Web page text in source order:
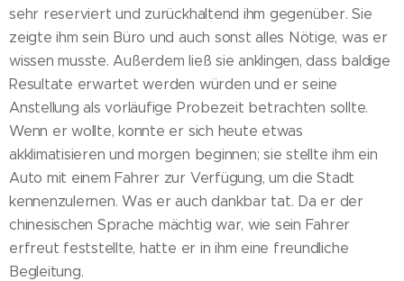
sehr reserviert und zurückhaltend ihm gegenüber. Sie
zeigte ihm sein Büro und auch sonst alles Nötige, was er
wissen musste. Außerdem ließ sie anklingen, dass baldige
Resultate erwartet werden würden und er seine
Anstellung als vorläufige Probezeit betrachten sollte.
Wenn er wollte, konnte er sich heute etwas
akklimatisieren und morgen beginnen; sie stellte ihm ein
Auto mit einem Fahrer zur Verfügung, um die Stadt
kennenzulernen. Was er auch dankbar tat. Da er der
chinesischen Sprache mächtig war, wie sein Fahrer
erfreut feststellte, hatte er in ihm eine freundliche
Begleitung.